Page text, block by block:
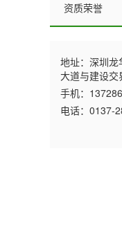
资质荣誉
地址：深圳龙
大道与建设交
手机：
电话：0137-